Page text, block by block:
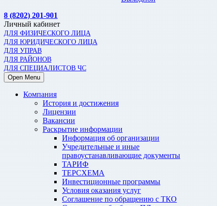
8 (8202) 201-901
Личный кабинет
ДЛЯ ФИЗИЧЕСКОГО ЛИЦА
ДЛЯ ЮРИДИЧЕСКОГО ЛИЦА
ДЛЯ УПРАВ
ДЛЯ РАЙОНОВ
ДЛЯ СПЕЦИАЛИСТОВ ЧС
Open Menu
Компания
История и достижения
Лицензии
Вакансии
Раскрытие информации
Информация об организации
Учредительные и иные
правоустанавливающие документы
ТАРИФ
ТЕРСХЕМА
Инвестиционные программы
Условия оказания услуг
Соглашение по обращению с ТКО